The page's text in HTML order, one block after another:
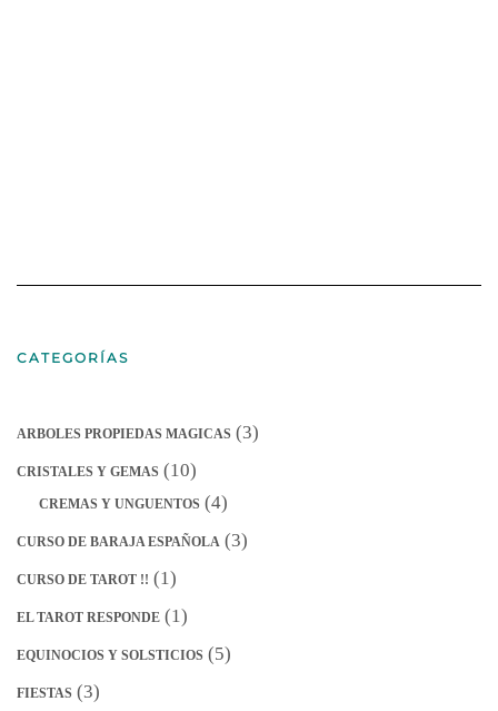
CATEGORÍAS
ARBOLES PROPIEDAS MAGICAS (3)
CRISTALES Y GEMAS (10)
CREMAS Y UNGUENTOS (4)
CURSO DE BARAJA ESPAÑOLA (3)
CURSO DE TAROT !! (1)
EL TAROT RESPONDE (1)
EQUINOCIOS Y SOLSTICIOS (5)
FIESTAS (3)